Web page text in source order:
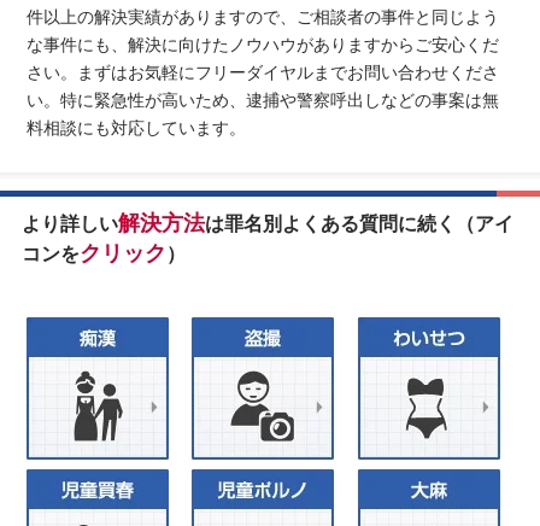
件以上の解決実績がありますので、ご相談者の事件と同じよう
な事件にも、解決に向けたノウハウがありますからご安心くだ
さい。まずはお気軽にフリーダイヤルまでお問い合わせくださ
い。特に緊急性が高いため、逮捕や警察呼出しなどの事案は無
料相談にも対応しています。
より詳しい解決方法は罪名別よくある質問に続く（アイ
コンをクリック ）